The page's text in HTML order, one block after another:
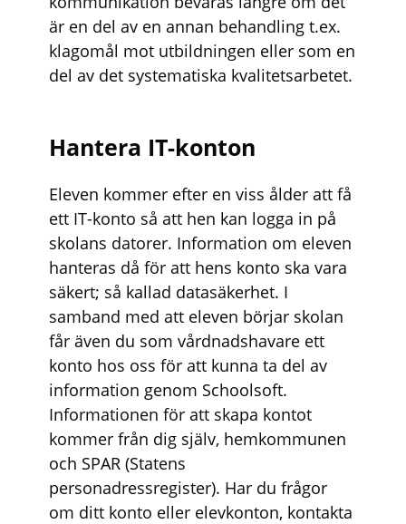
är en del av en annan behandling t.ex.
klagomål mot utbildningen eller som en
del av det systematiska kvalitetsarbetet.
Hantera IT-konton
Eleven kommer efter en viss ålder att få
ett IT-konto så att hen kan logga in på
skolans datorer. Information om eleven
hanteras då för att hens konto ska vara
säkert; så kallad datasäkerhet. I
samband med att eleven börjar skolan
får även du som vårdnadshavare ett
konto hos oss för att kunna ta del av
information genom Schoolsoft.
Informationen för att skapa kontot
kommer från dig själv, hemkommunen
och SPAR (Statens
personadressregister). Har du frågor
om ditt konto eller elevkonton, kontakta